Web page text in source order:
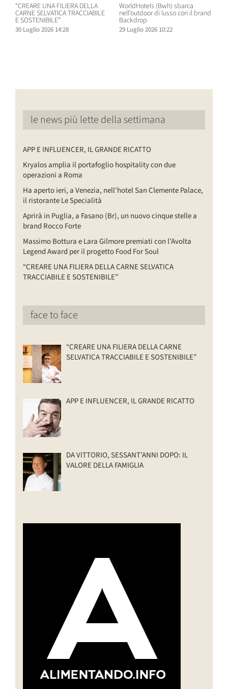
“CREARE UNA FILIERA DELLA
CARNE SELVATICA TRACCIABILE
E SOSTENIBILE”
30 Luglio 2026 14:28
WorldHotels (Bwh) sbarca
nell’outdoor di lusso con il brand
Backdrop
29 Luglio 2026 10:22
le news più lette della settimana
APP E INFLUENCER, IL GRANDE RICATTO
Kryalos amplia il portafoglio hospitality con due
operazioni a Roma
Ha aperto ieri, a Venezia, nell’hotel San Clemente Palace,
il ristorante Le Specialità
Aprirà in Puglia, a Fasano (Br), un nuovo cinque stelle a
brand Rocco Forte
Massimo Bottura e Lara Gilmore premiati con l’Avolta
Legend Award per il progetto Food For Soul
“CREARE UNA FILIERA DELLA CARNE SELVATICA
TRACCIABILE E SOSTENIBILE”
face to face
“CREARE UNA FILIERA DELLA CARNE
SELVATICA TRACCIABILE E SOSTENIBILE”
APP E INFLUENCER, IL GRANDE RICATTO
DA VITTORIO, SESSANT’ANNI DOPO: IL
VALORE DELLA FAMIGLIA